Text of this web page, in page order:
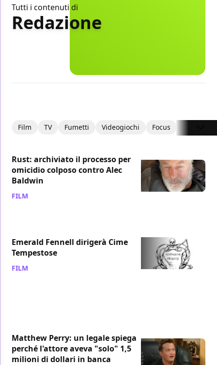
Tutti i contenuti di
Redazione
Film TV Fumetti Videogiochi Focus
Rust: archiviato il processo per
omicidio colposo contro Alec
Baldwin
FILM
Emerald Fennell dirigerà Cime
Tempestose
FILM
Matthew Perry: un legale spiega
perché l'attore aveva "solo" 1,5
milioni di dollari in banca